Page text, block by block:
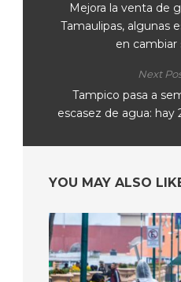
Mejora la venta de
Tamaulipas, algunas
en cambiar
Next
Tampico pasa a
escasez de agua:
YOU MAY ALSO